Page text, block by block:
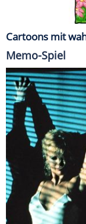
Cartoons mit
Memo-Spiel